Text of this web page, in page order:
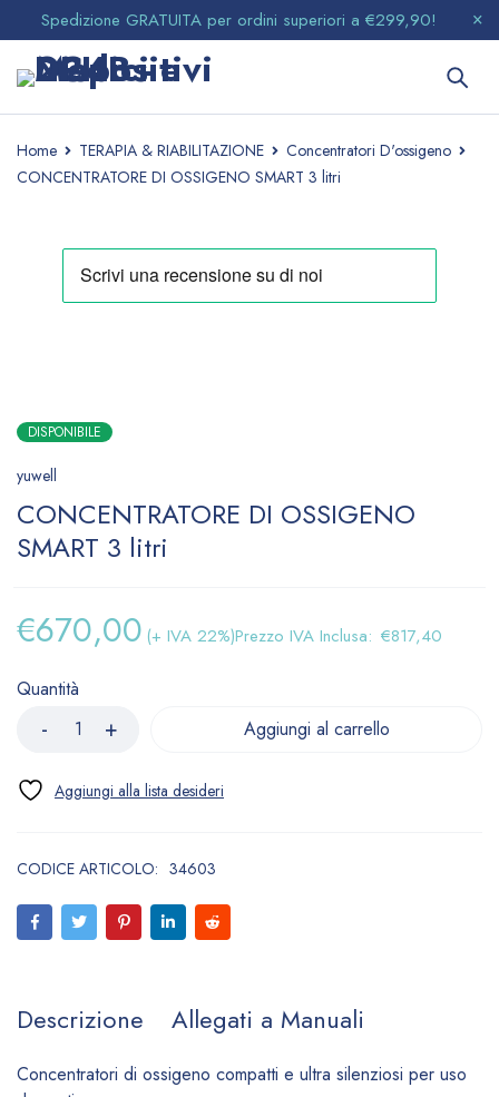
Spedizione GRATUITA per ordini superiori a €299,90!
Home TERAPIA & RIABILITAZIONE
Concentratori D'ossigeno
CONCENTRATORE DI OSSIGENO SMART 3 litri
DISPONIBILE
yuwell
CONCENTRATORE DI OSSIGENO
SMART 3 litri
€670,00 (+ IVA 22%)Prezzo IVA Inclusa: €817,40
Quantità
Aggiungi al carrello
CODICE ARTICOLO: 34603
Descrizione Allegati a Manuali
Concentratori di ossigeno compatti e ultra silenziosi per uso